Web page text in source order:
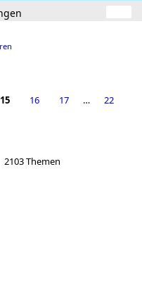
15 16 17 … 22
2103 Themen